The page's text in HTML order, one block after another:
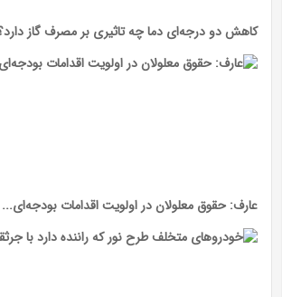
کاهش دو درجه‌ای دما چه تاثیری بر مصرف گاز دارد؟
عارف: حقوق معلولان در اولویت اقدامات بودجه‌ای...